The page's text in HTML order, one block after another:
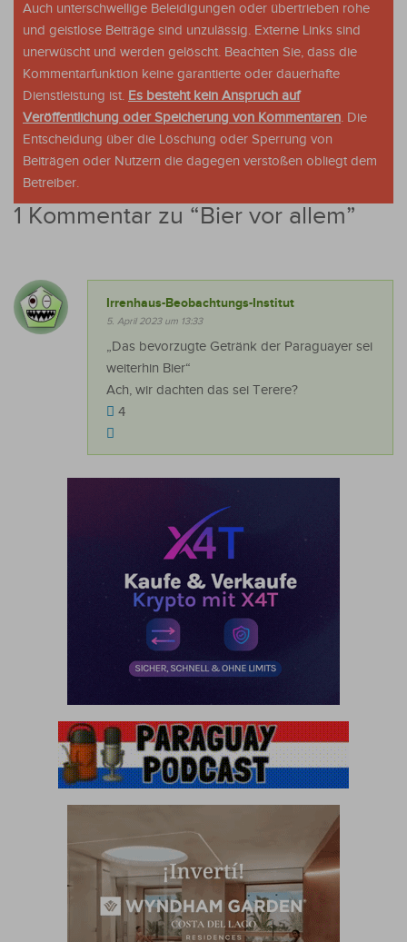
Auch unterschwellige Beleidigungen oder übertrieben rohe
und geistlose Beiträge sind unzulässig. Externe Links sind
unerwüscht und werden gelöscht. Beachten Sie, dass die
Kommentarfunktion keine garantierte oder dauerhafte
Dienstleistung ist. Es besteht kein Anspruch auf
Veröffentlichung oder Speicherung von Kommentaren. Die
Entscheidung über die Löschung oder Sperrung von
Beiträgen oder Nutzern die dagegen verstoßen obliegt dem
Betreiber.
1 Kommentar zu “Bier vor allem”
Irrenhaus-Beobachtungs-Institut
5. April 2023 um 13:33
„Das bevorzugte Getränk der Paraguayer sei
weiterhin Bier“
Ach, wir dachten das sei Terere?
4